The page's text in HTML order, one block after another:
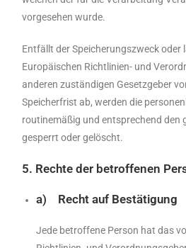
vorgesehen wurde.
Entfällt der Speicherungszweck oder
Europäischen Richtlinien- und
anderen zuständigen Gesetzgeber
Speicherfrist ab, werden die
routinemäßig und entsprechend den
gesperrt oder gelöscht.
5. Rechte der betroffenen
a) Recht auf Bestätigung
Jede betroffene Person hat das